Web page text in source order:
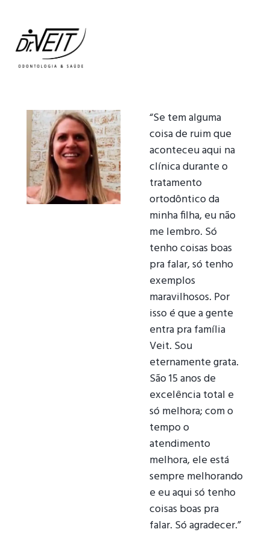
“Se tem alguma
coisa de ruim que
aconteceu aqui na
clínica durante o
tratamento
ortodôntico da
minha filha, eu não
me lembro. Só
tenho coisas boas
pra falar, só tenho
exemplos
maravilhosos. Por
isso é que a gente
entra pra família
Veit. Sou
eternamente grata.
São 15 anos de
excelência total e
só melhora; com o
tempo o
atendimento
melhora, ele está
sempre melhorando
e eu aqui só tenho
coisas boas pra
falar. Só agradecer.”